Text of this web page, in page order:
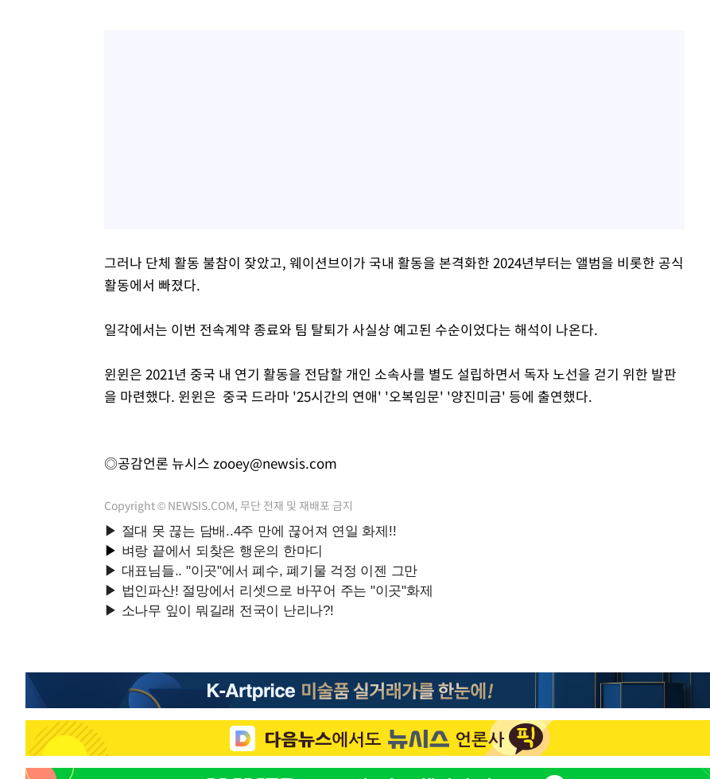
그러나 단체 활동 불참이 잦았고, 웨이션브이가 국내 활동을 본격화한 2024년부터는 앨범을 비롯한 공식
활동에서 빠졌다.
일각에서는 이번 전속계약 종료와 팀 탈퇴가 사실상 예고된 수순이었다는 해석이 나온다.
윈윈은 2021년 중국 내 연기 활동을 전담할 개인 소속사를 별도 설립하면서 독자 노선을 걷기 위한 발판
을 마련했다. 윈윈은 중국 드라마 '25시간의 연애' '오복임문' '양진미금' 등에 출연했다.
◎공감언론 뉴시스 zooey@newsis.com
Copyright © NEWSIS.COM, 무단 전재 및 재배포 금지